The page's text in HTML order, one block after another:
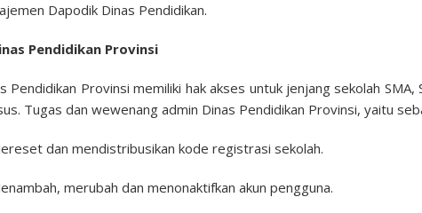
Dapodik Dinas Pendidikan.
Pendidikan Provinsi
Pendidikan Provinsi memiliki hak akses untuk jenjang sekolah SMA,
Tugas dan wewenang admin Dinas Pendidikan Provinsi, yaitu
dan mendistribusikan kode registrasi sekolah.
merubah dan menonaktifkan akun pengguna.